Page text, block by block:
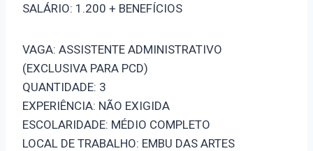
SALÁRIO: 1.200 + BENEFÍCIOS
VAGA: ASSISTENTE ADMINISTRATIVO
(EXCLUSIVA PARA PCD)
QUANTIDADE: 3
EXPERIÊNCIA: NÃO EXIGIDA
ESCOLARIDADE: MÉDIO COMPLETO
LOCAL DE TRABALHO: EMBU DAS ARTES